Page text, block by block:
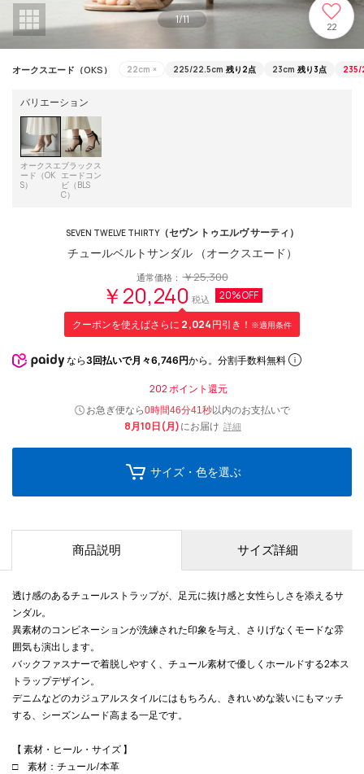
1/11
22
オークスエード（OKS） 22cm × 225/22.5cm 残り2点 23cm 残り3点 235/
バリエーション
オークスエ
ード（OK
S）
ブラックス
エードコン
ビ（BLS
C）
SEVEN TWELVE THIRTY（セヴン トゥエルヴ サーティ）
チュールベルトサンダル （オークスエード）
通常価格：￥25,300
￥20,240 税込 20%OFF
クーポンを使えばさらに 2,024円引き！ ※適用条件
なら 3回払いで月々6,746円から。分割手数料無料
202ポイント還元
お急ぎ便なら0時間46分40秒以内のお支払いで
8月10日(月)にお届け 詳細
サイズ・色を選ぶ
商品説明 サイズ詳細
透け感のあるチュールストラップが、足元に抜け感と女性らしさを添えるサ
ンダル。
異素材のコンビネーションが洗練された印象を与え、さりげなくモードな雰
囲気も演出します。
バックファスナーで着脱しやすく、チュール素材で優しくホールドする2本ス
トラップデザイン。
デニムなどのカジュアルスタイルにはもちろん、きれいめな装いにもマッチ
する、シーズンムード高まる一足です。
【 素材・ヒール・サイズ 】
□ 素材：チュール/本革